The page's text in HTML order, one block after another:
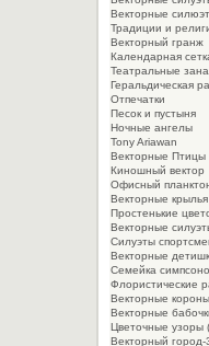
Векторные
Традиции и
Векторный гранж
Календарная
Театральные
Геральдическая
Отпечатки
Песок и пустыня
Ночные ангелы
Tony Ariawan
Векторные Птицы
Киношный вектор
Офисный
Векторные крылья
Простенькие
Векторные
Силуэты
Векторные
Семейка
Флористические
Векторные короны
Векторные
Цветочные узоры
Векторный